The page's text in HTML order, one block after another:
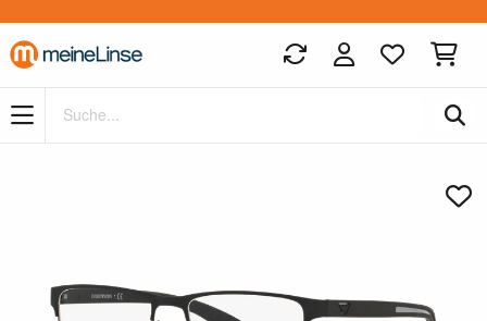
Zum Hauptinhalt springen